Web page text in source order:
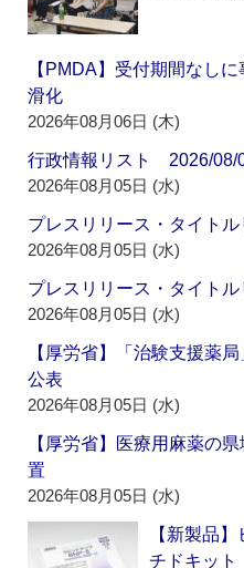
【PMDA】受付期間なし
滑化
2026年08月06日 (木)
行政情報リスト 2026/08/
2026年08月05日 (水)
プレスリリース・タイト
2026年08月05日 (水)
プレスリリース・タイト
2026年08月05日 (水)
【厚労省】「治験支援薬
公表
2026年08月05日 (水)
【厚労省】医療用麻薬の
置
2026年08月05日 (水)
【新製品
チドキット